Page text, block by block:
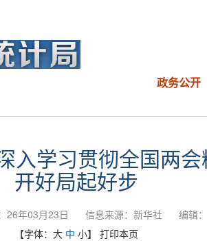
政务公开
入学习贯彻全国两会
开好局起好步
26年03月23日 信息来源：新华社
编辑：
【字体： 大 中 小】 打印本页